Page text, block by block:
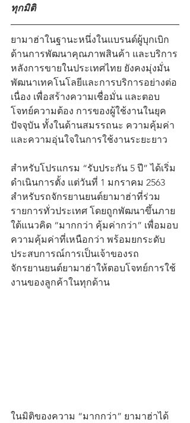
ทุกมิติ
ยามาฮ่าในฐานะหนึ่งในแบรนด์ผู้บุกเบิก
ด้านการพัฒนาคุณภาพสินค้า และบริการ
หลังการขายในประเทศไทย ยังคงมุ่งมั่น
พัฒนาเทคโนโลยีและการบริการอย่างต่อ
เนื่อง เพื่อสร้างความเชื่อมั่น และตอบ
โจทย์ความต้อง การของผู้ใช้งานในยุค
ปัจจุบัน ทั้งในด้านสมรรถนะ ความคุ้มค่า
และความอุ่นใจในการใช้งานระยะยาว
สำหรับโปรแกรม “รับประกัน 5 ปี” ได้เริ่ม
ดำเนินการตั้ง แต่วันที่ 1 มกราคม 2563
สำหรับรถจักรยานยนต์ยามาฮ่าที่ร่วม
รายการทั่วประเทศ โดยถูกพัฒนาขึ้นภาย
ใต้แนวคิด “มากกว่า คุ้มค่ากว่า” เพื่อมอบ
ความคุ้มค่าที่เหนือกว่า พร้อมยกระดับ
ประสบการณ์การเป็นเจ้าของรถ
จักรยานยนต์ยามาฮ่าให้ตอบโจทย์การใช้
งานของลูกค้าในทุกด้าน
ในมิติของความ “มากกว่า” ยามาฮ่าได้